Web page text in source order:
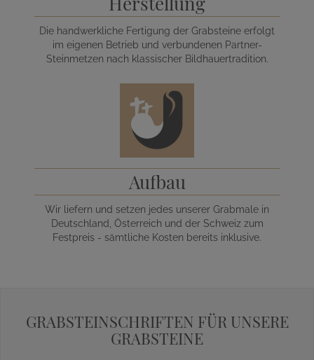
Die handwerkliche Fertigung der Grabsteine erfolgt
im eigenen Betrieb und verbundenen Partner-
Steinmetzen nach klassischer Bildhauertradition.
Aufbau
Wir liefern und setzen jedes unserer Grabmale in
Deutschland, Österreich und der Schweiz zum
Festpreis - sämtliche Kosten bereits inklusive.
GRABSTEINSCHRIFTEN FÜR UNSERE
GRABSTEINE